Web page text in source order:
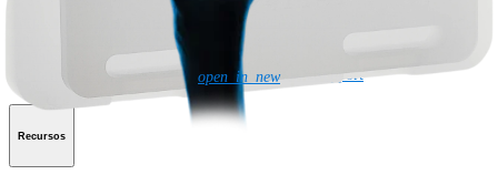
Sobre a Arthrex Eventos comunitários
Bolsas e doações
Gerenciamento de risco e
Patentes Notícias open_in_newSBA Support
Recursos